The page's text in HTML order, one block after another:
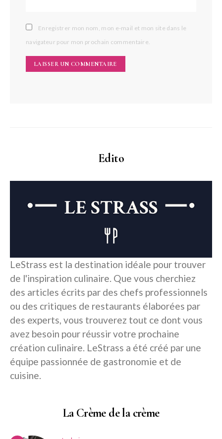
Enregistrer mon nom, mon e-mail et mon site dans le
navigateur pour mon prochain commentaire.
Edito
LeStrass est la destination idéale pour trouver
de l'inspiration culinaire. Que vous cherchiez
des articles écrits par des chefs professionnels
ou des critiques de restaurants élaborées par
des experts, vous trouverez tout ce dont vous
avez besoin pour réussir votre prochaine
création culinaire. LeStrass a été créé par une
équipe passionnée de gastronomie et de
cuisine.
La Crème de la crème